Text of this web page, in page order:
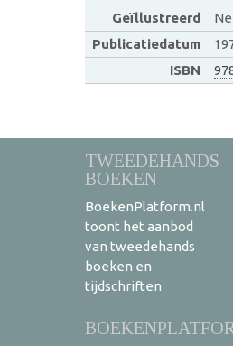
Geïllustreerd
Publicatiedatum
ISBN
TWEEDEHANDS
BOEKEN
BoekenPlatform.nl
toont het aanbod
van tweedehands
boeken en
tijdschriften